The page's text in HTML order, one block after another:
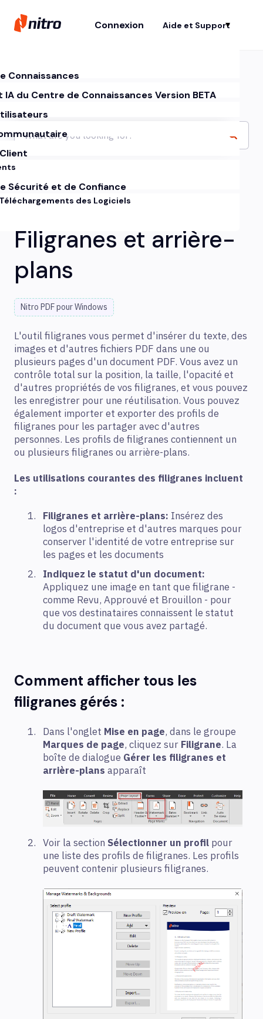
Connexion Aide et Support
Connaissances
du Centre de Connaissances Version BETA
Sécurité et de Confiance
des Logiciels
Filigranes et arrière-
plans
Nitro PDF pour Windows
L'outil filigranes vous permet d'insérer du texte, des
images et d'autres fichiers PDF dans une ou
plusieurs pages d'un document PDF. Vous avez un
contrôle total sur la position, la taille, l'opacité et
d'autres propriétés de vos filigranes, et vous pouvez
les enregistrer pour une réutilisation. Vous pouvez
également importer et exporter des profils de
filigranes pour les partager avec d'autres
personnes. Les profils de filigranes contiennent un
ou plusieurs filigranes ou arrière-plans.
Les utilisations courantes des filigranes incluent
:
Filigranes et arrière-plans: Insérez des
logos d'entreprise et d'autres marques pour
conserver l'identité de votre entreprise sur
les pages et les documents
Indiquez le statut d'un document:
Appliquez une image en tant que filigrane -
comme Revu, Approuvé et Brouillon - pour
que vos destinataires connaissent le statut
du document que vous avez partagé.
Comment afficher tous les
filigranes gérés :
Dans l'onglet Mise en page, dans le groupe
Marques de page, cliquez sur Filigrane. La
boîte de dialogue Gérer les filigranes et
arrière-plans apparaît
Voir la section Sélectionner un profil pour
une liste des profils de filigranes. Les profils
peuvent contenir plusieurs filigranes.